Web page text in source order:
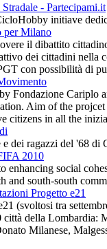
Stradale - Partecipami.it
initiave
per Milano
il dibattito
dei cittadini nella
con possibilità di
Fondazione Cariplo
Aim of the
citizens in all the
e dei ragazzi del '68 di
2010
enhancing social
and south-south
Progetto e21
(svoltosi tra
della Lombardia:
Milanese,